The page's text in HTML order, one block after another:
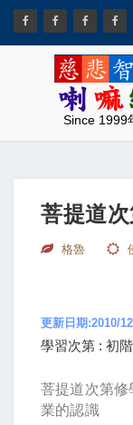
Since 1999
菩提道
格魯
更新日期:2010/
學習次第 : 初階
菩提道次第修
業的認識